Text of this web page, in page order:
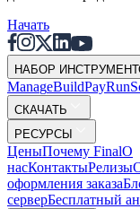
Начать
НАБОР
ManageBuildPayRunS
СКАЧАТЬ
РЕСУРСЫ
ЦеныПочему FinalО
насКонтактыРелизы
оформления заказа
серверБесплатный